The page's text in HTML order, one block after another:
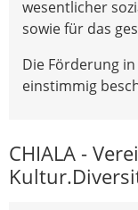
wesentlicher
sowie für das
Die Förderung
einstimmig
CHIALA -